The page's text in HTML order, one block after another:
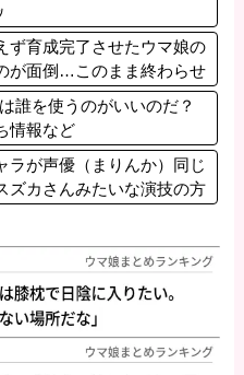
ず育成完了させたウマ娘の
が面倒…このまま終わらせ
ちょっと損してるぞ」
誰を使うのがいいのだ？
情報など
ラが声優（まりんか）同じ
ズカさんみたいな演技の方